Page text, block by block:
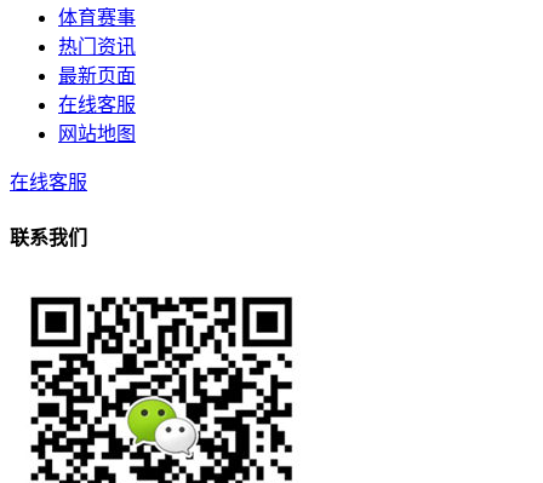
体育赛事
热门资讯
最新页面
在线客服
网站地图
在线客服
联系我们